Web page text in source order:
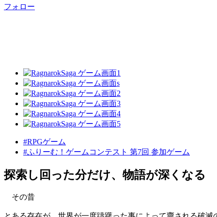
フォロー
#RPGゲーム
#ふりーむ！ゲームコンテスト 第7回 参加ゲーム
探索し回った分だけ、物語が深くなる
その昔